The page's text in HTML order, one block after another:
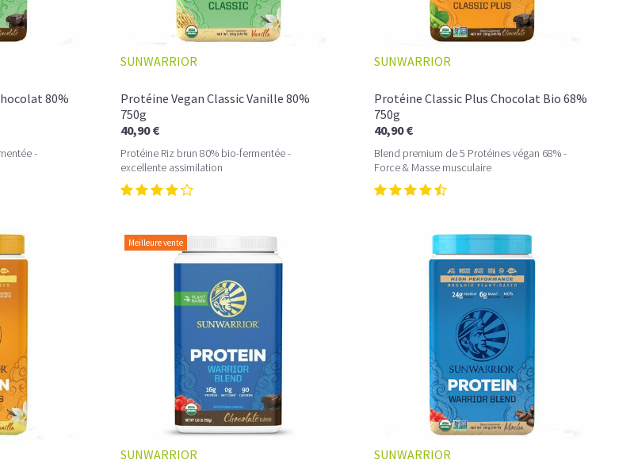
L’ÉQUILIBRE PARFAIT ENTRE DOUCEUR ET INTENSITÉ
80%
-
SUNWARRIOR
Protéine Vegan Classic Vanille 80%
750g
40,90 €
Protéine Riz brun 80% bio-fermentée -
excellente assimilation
SUNWARRIOR
Protéine Classic Plus Chocolat Bio 68%
750g
40,90 €
Blend premium de 5 Protéines végan 68% -
Force & Masse musculaire
Meilleure vente
SUNWARRIOR SUNWARRIOR